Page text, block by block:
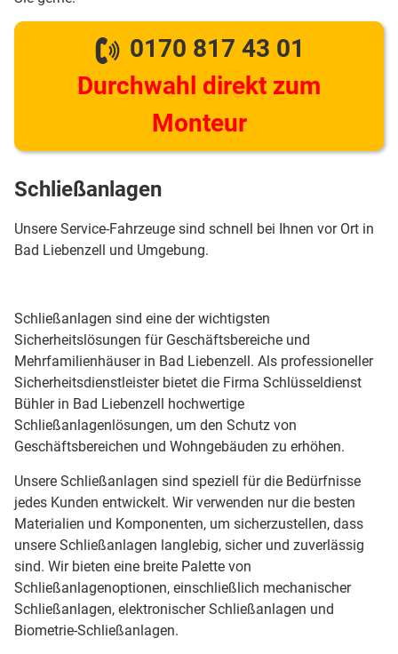
0170 817 43 01
Durchwahl direkt zum
Monteur
Schließanlagen
Unsere Service-Fahrzeuge sind schnell bei Ihnen vor Ort in
Bad Liebenzell und Umgebung.
Schließanlagen sind eine der wichtigsten
Sicherheitslösungen für Geschäftsbereiche und
Mehrfamilienhäuser in Bad Liebenzell. Als professioneller
Sicherheitsdienstleister bietet die Firma Schlüsseldienst
Bühler in Bad Liebenzell hochwertige
Schließanlagenlösungen, um den Schutz von
Geschäftsbereichen und Wohngebäuden zu erhöhen.
Unsere Schließanlagen sind speziell für die Bedürfnisse
jedes Kunden entwickelt. Wir verwenden nur die besten
Materialien und Komponenten, um sicherzustellen, dass
unsere Schließanlagen langlebig, sicher und zuverlässig
sind. Wir bieten eine breite Palette von
Schließanlagenoptionen, einschließlich mechanischer
Schließanlagen, elektronischer Schließanlagen und
Biometrie-Schließanlagen.